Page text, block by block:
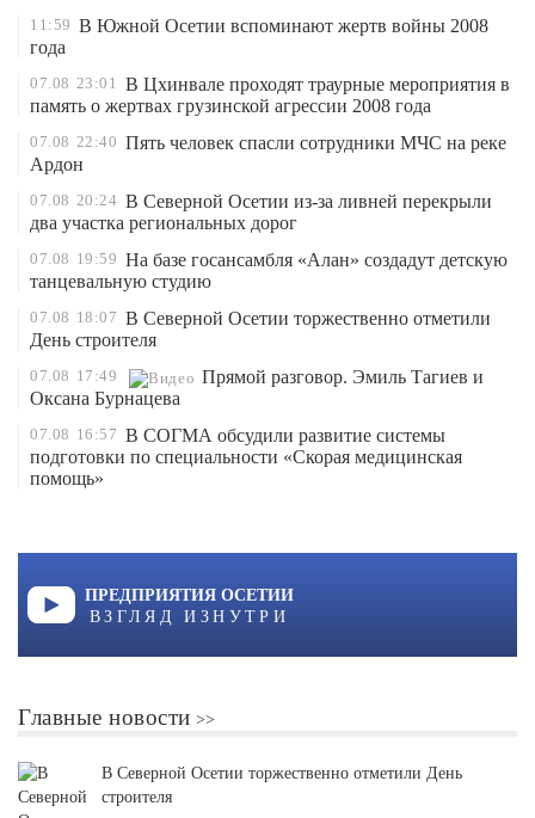
11:59 В Южной Осетии вспоминают жертв войны 2008
года
07.08 23:01 В Цхинвале проходят траурные мероприятия в
память о жертвах грузинской агрессии 2008 года
07.08 22:40 Пять человек спасли сотрудники МЧС на реке
Ардон
07.08 20:24 В Северной Осетии из-за ливней перекрыли
два участка региональных дорог
07.08 19:59 На базе госансамбля «Алан» создадут детскую
танцевальную студию
07.08 18:07 В Северной Осетии торжественно отметили
День строителя
07.08 17:49
Прямой разговор. Эмиль Тагиев и
Оксана Бурнацева
07.08 16:57 В СОГМА обсудили развитие системы
подготовки по специальности «Скорая медицинская
помощь»
ПРЕДПРИЯТИЯ ОСЕТИИ
ВЗГЛЯД ИЗНУТРИ
Главные новости
В Северной Осетии торжественно отметили День
строителя